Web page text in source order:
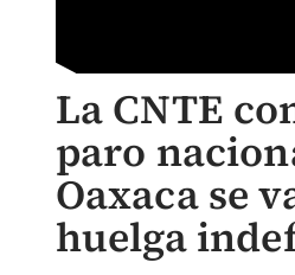
La CNTE
paro
Oaxaca se
huelga